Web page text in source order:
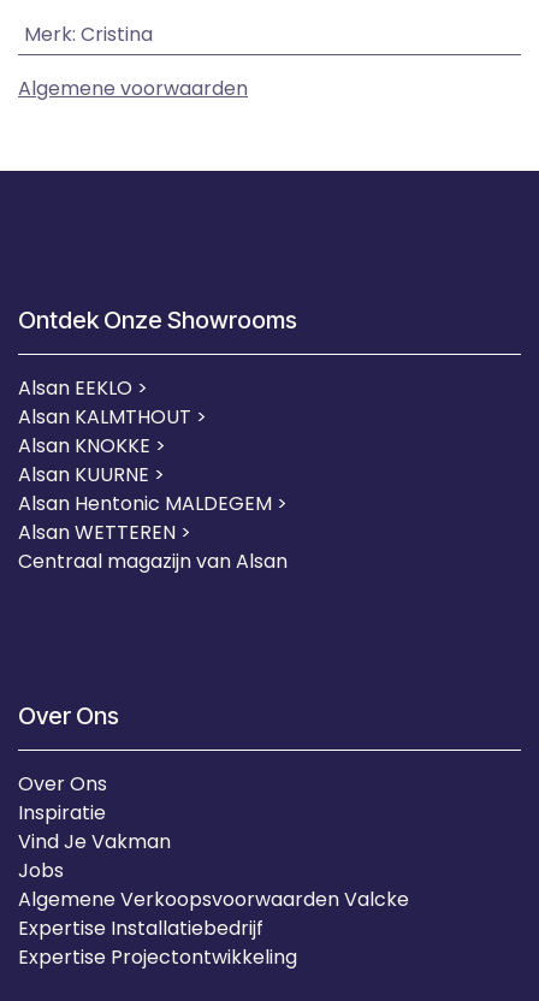
Merk: Cristina
Algemene voorwaarden
Ontdek Onze Showrooms
Alsan EEKLO >
Alsan KALMTHOUT >
Alsan KNOKKE >
Alsan KUURNE >
Alsan Hentonic MALDEGEM >
Alsan WETTEREN >
Centraal magazijn van Alsan
Over Ons
Over Ons
Inspiratie
Vind Je Vakman
Jobs
Algemene Verkoopsvoorwaarden Valcke
Expertise Installatiebedrijf
Expertise Projectontwikkeling